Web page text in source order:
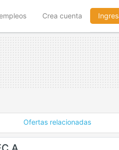
Crea cuenta
Ofertas relacionadas